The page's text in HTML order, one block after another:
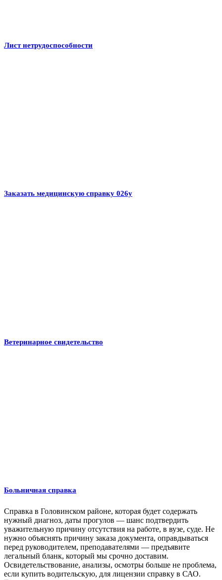
Лист нетрудоспособности
Заказать медицинскую справку 026у
Ветеринарное свидетельство
Больничная справка
Справка в Головинском районе, которая будет содержать
нужный диагноз, даты прогулов — шанс подтвердить
уважительную причину отсутствия на работе, в вузе, суде. Не
нужно объяснять причину заказа документа, оправдываться
перед руководителем, преподавателями — предъявите
легальный бланк, который мы срочно доставим.
Освидетельствование, анализы, осмотры больше не проблема,
если купить водительскую, для лицензии справку в САО.